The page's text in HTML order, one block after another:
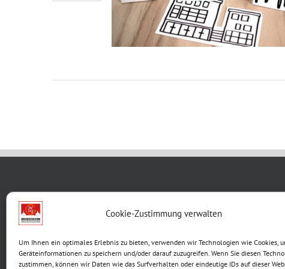
Cookie-Zustimmung verwalten
Um Ihnen ein optimales Erlebnis zu bieten, verwenden wir Technologien wie Cookies,
Geräteinformationen zu speichern und/oder darauf zuzugreifen. Wenn Sie diesen
zustimmen, können wir Daten wie das Surfverhalten oder eindeutige IDs auf dieser
99867 Gotha
Telefon: